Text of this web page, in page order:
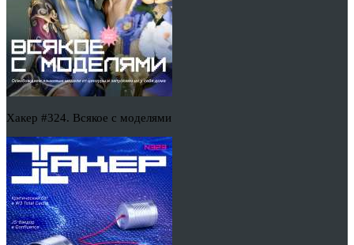
Хакер #324. Всякое с моделями